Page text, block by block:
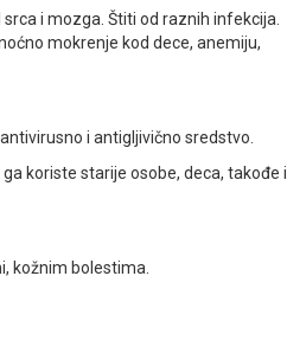
i mozga. Štiti od raznih infekcija.
mokrenje kod dece, anemiju,
i antigljivično sredstvo.
koriste starije osobe, deca, takođe i
kožnim bolestima.